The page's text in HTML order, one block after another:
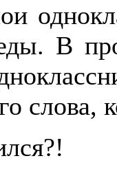
В
слова,